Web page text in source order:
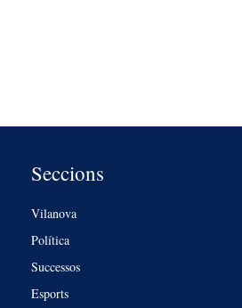
Seccions
Vilanova
Política
Successos
Esports